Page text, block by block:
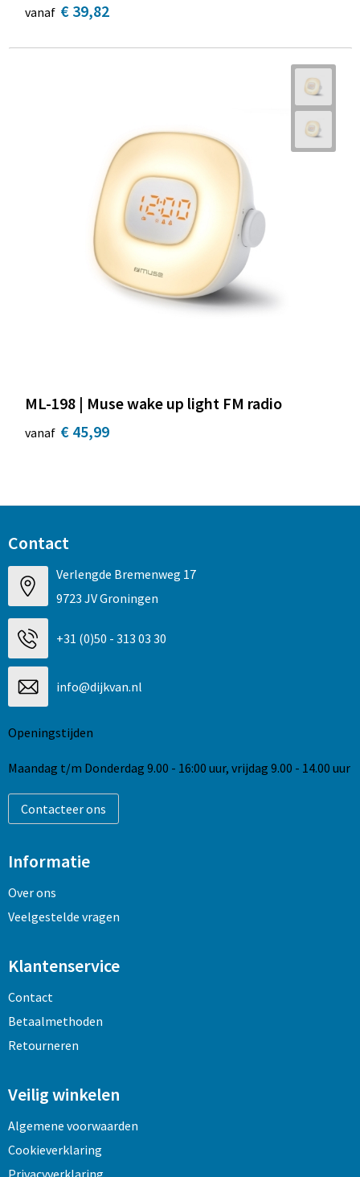
vanaf € 39,82
ML-198 | Muse wake up light FM radio
vanaf € 45,99
Contact
Verlengde Bremenweg 17
9723 JV Groningen
+31 (0)50 - 313 03 30
info@dijkvan.nl
Openingstijden
Maandag t/m Donderdag 9.00 - 16:00 uur, vrijdag 9.00 - 14.00 uur
Contacteer ons
Informatie
Over ons
Veelgestelde vragen
Klantenservice
Contact
Betaalmethoden
Retourneren
Veilig winkelen
Algemene voorwaarden
Cookieverklaring
Privacyverklaring